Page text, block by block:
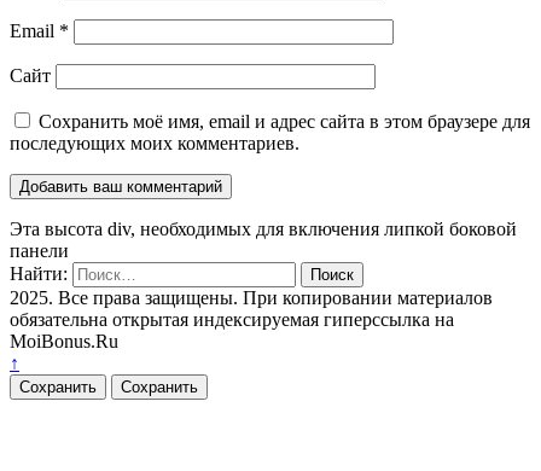
Email *
Сайт
Сохранить моё имя, email и адрес сайта в этом браузере для
последующих моих комментариев.
Эта высота div, необходимых для включения липкой боковой
панели
Найти:
2025. Все права защищены. При копировании материалов
обязательна открытая индексируемая гиперссылка на
MoiBonus.Ru
↑